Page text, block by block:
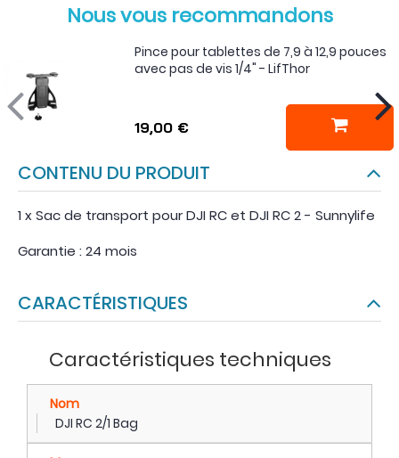
Nous vous recommandons
Pince pour tablettes de 7,9 à 12,9 pouces
avec pas de vis 1/4" - LifThor
19,00 €
CONTENU DU PRODUIT
1 x Sac de transport pour DJI RC et DJI RC 2 - Sunnylife
Garantie : 24 mois
CARACTÉRISTIQUES
Caractéristiques techniques
Nom
DJI RC 2/1 Bag